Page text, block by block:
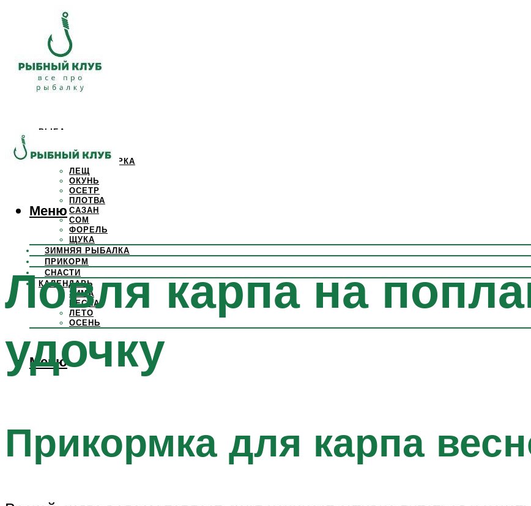
РЫБА
КАРП
КРАСНОПЕРКА
ЛЕЩ
ОКУНЬ
ОСЕТР
ПЛОТВА
САЗАН
СОМ
ФОРЕЛЬ
ЩУКА
ЗИМНЯЯ РЫБАЛКА
ПРИКОРМ
СНАСТИ
КАЛЕНДАРЬ
ЗИМА
ВЕСНА
ЛЕТО
ОСЕНЬ
Меню
Меню
Ловля карпа на
удочку
Прикормка для карпа